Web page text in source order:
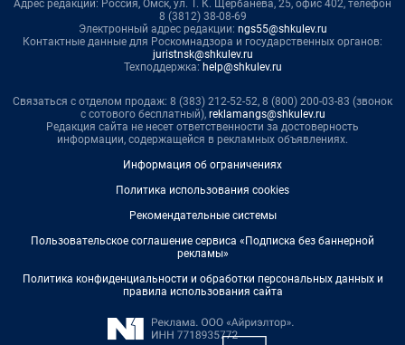
Адрес редакции: Россия, Омск, ул. Т. К. Щербанева, 25, офис 402, телефон
8 (3812) 38-08-69
Электронный адрес редакции: ngs55@shkulev.ru
Контактные данные для Роскомнадзора и государственных органов:
juristnsk@shkulev.ru
Техподдержка: help@shkulev.ru
Связаться с отделом продаж: 8 (383) 212-52-52, 8 (800) 200-03-83 (звонок
с сотового бесплатный), reklamangs@shkulev.ru
Редакция сайта не несет ответственности за достоверность
информации, содержащейся в рекламных объявлениях.
Информация об ограничениях
Политика использования cookies
Рекомендательные системы
Пользовательское соглашение сервиса «Подписка без баннерной
рекламы»
Политика конфиденциальности и обработки персональных данных и
правила использования сайта